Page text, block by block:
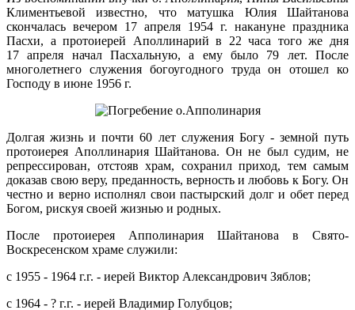
Климентьевой известно, что матушка Юлия Шайтанова
скончалась вечером 17 апреля 1954 г. накануне праздника
Пасхи, а протоиерей Аполлинарий в 22 часа того же дня
17 апреля начал Пасхальную, а ему было 79 лет. После
многолетнего служения богоугодного труда он отошел ко
Господу в июне 1956 г.
Долгая жизнь и почти 60 лет служения Богу - земной путь
протоиерея Аполлинария Шайтанова. Он не был судим, не
репрессирован, отстояв храм, сохранил приход, тем самым
доказав свою веру, преданность, верность и любовь к Богу. Он
честно и верно исполнял свои пастырский долг и обет перед
Богом, рискуя своей жизнью и родных.
После протоиерея Апполинария Шайтанова в Свято-
Воскресенском храме служили:
с 1955 - 1964 г.г. - иерей Виктор Александрович Зяблов;
с 1964 - ? г.г. - иерей Владимир Голубцов;